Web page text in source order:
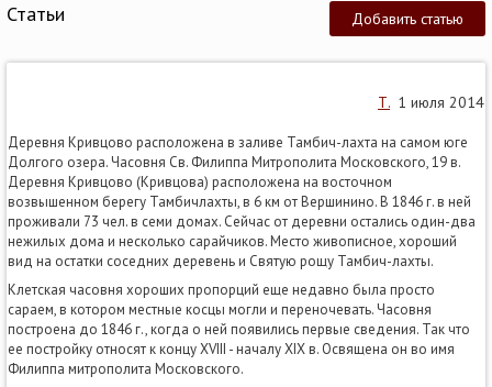
Добавить статью
Статьи
Т. 1 июля 2014
Деревня Кривцово расположена в заливе Тамбич-лахта на самом юге
Долгого озера. Часовня Св. Филиппа Митрополита Московского, 19 в.
Деревня Кривцово (Кривцова) расположена на восточном
возвышенном берегу Тамбичлахты, в 6 км от Вершинино. В 1846 г. в ней
проживали 73 чел. в семи домах. Сейчас от деревни остались один-два
нежилых дома и несколько сарайчиков. Место живописное, хороший
вид на остатки соседних деревень и Святую рощу Тамбич-лахты.
Клетская часовня хороших пропорций еще недавно была просто
сараем, в котором местные косцы могли и переночевать. Часовня
построена до 1846 г., когда о ней появились первые сведения. Так что
ее постройку относят к концу XVIII - началу XIX в. Освящена он во имя
Филиппа митрополита Московского.